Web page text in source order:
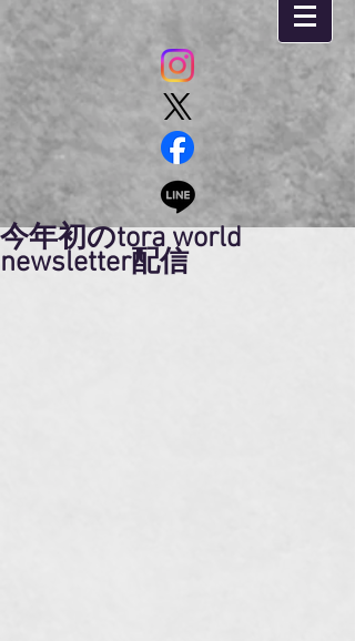
今年初のtora world
newsletter配信